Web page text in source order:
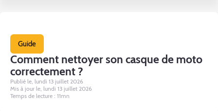
Guide
Comment nettoyer son casque de moto
correctement ?
Publié le, lundi 13 juillet 2026
Mis à jour le, lundi 13 juillet 2026
Temps de lecture : 11mn